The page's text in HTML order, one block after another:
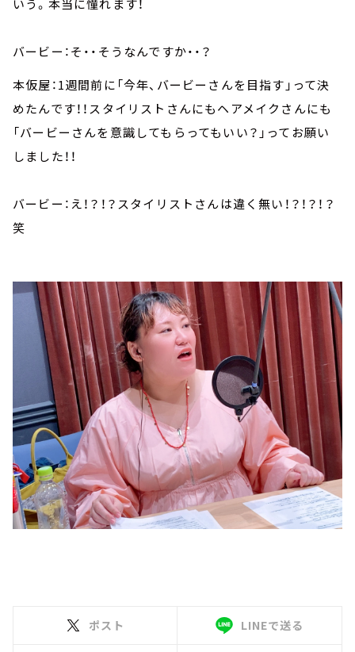
いう。本当に憧れます！
バービー：そ・・そうなんですか・・？
本仮屋：1週間前に「今年、バービーさんを目指す」って決
めたんです！！スタイリストさんにもヘアメイクさんにも
「バービーさんを意識してもらってもいい？」ってお願い
しました！！
バービー：え！？！？スタイリストさんは違く無い！？！？！？
笑
ポスト LINEで送る